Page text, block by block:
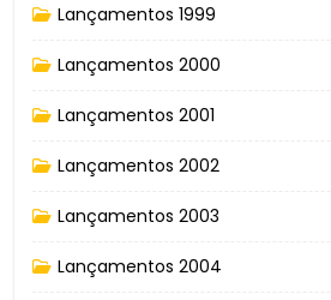
Lançamentos 1999
Lançamentos 2000
Lançamentos 2001
Lançamentos 2002
Lançamentos 2003
Lançamentos 2004